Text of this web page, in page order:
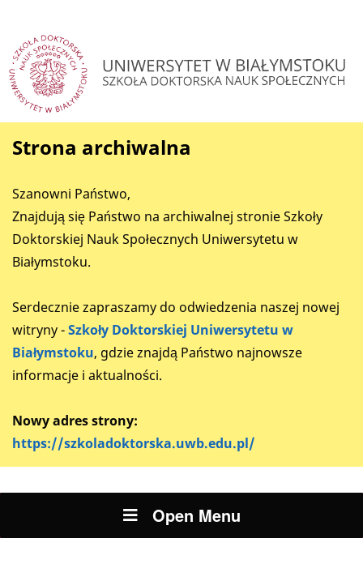
Strona archiwalna
Szanowni Państwo,
Znajdują się Państwo na archiwalnej stronie Szkoły
Doktorskiej Nauk Społecznych Uniwersytetu w
Białymstoku.
Serdecznie zapraszamy do odwiedzenia naszej nowej
witryny -Szkoły Doktorskiej Uniwersytetu w
Białymstoku, gdzie znajdą Państwo najnowsze
informacje i aktualności.
Nowy adres strony:
https://szkoladoktorska.uwb.edu.pl/
Open Menu